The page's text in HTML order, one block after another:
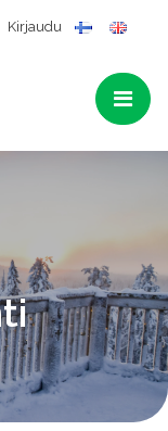
Kirjaudu